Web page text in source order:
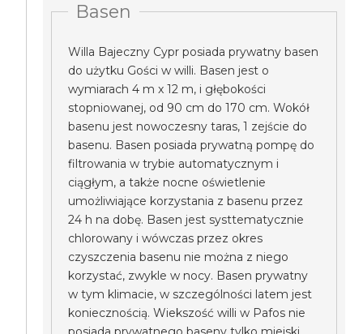
Basen
Willa Bajeczny Cypr posiada prywatny basen
do użytku Gości w willi. Basen jest o
wymiarach 4 m x 12 m, i głębokości
stopniowanej, od 90 cm do 170 cm. Wokół
basenu jest nowoczesny taras, 1 zejście do
basenu. Basen posiada prywatną pompę do
filtrowania w trybie automatycznym i
ciągłym, a także nocne oświetlenie
umożliwiające korzystania z basenu przez
24 h na dobę. Basen jest systtematycznie
chlorowany i wówczas przez okres
czyszczenia basenu nie można z niego
korzystać, zwykle w nocy. Basen prywatny
w tym klimacie, w szczególności latem jest
koniecznością. Wiekszość willi w Pafos nie